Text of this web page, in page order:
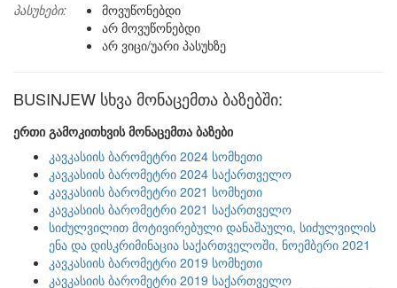
პასუხები:
მოვუწონებდი
არ მოვუწონებდი
არ ვიცი/უარი პასუხზე
BUSINJEW სხვა მონაცემთა ბაზებში:
ერთი გამოკითხვის მონაცემთა ბაზები
კავკასიის ბარომეტრი 2024 სომხეთი
კავკასიის ბარომეტრი 2024 საქართველო
კავკასიის ბარომეტრი 2021 სომხეთი
კავკასიის ბარომეტრი 2021 საქართველო
სიძულვილით მოტივირებული დანაშაული, სიძულვილის
ენა და დისკრიმინაცია საქართველოში, ნოემბერი 2021
კავკასიის ბარომეტრი 2019 სომხეთი
კავკასიის ბარომეტრი 2019 საქართველო